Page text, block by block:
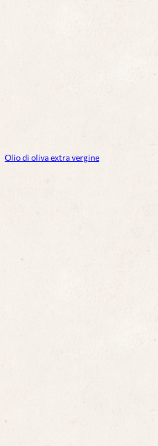
Olio di oliva extra vergine